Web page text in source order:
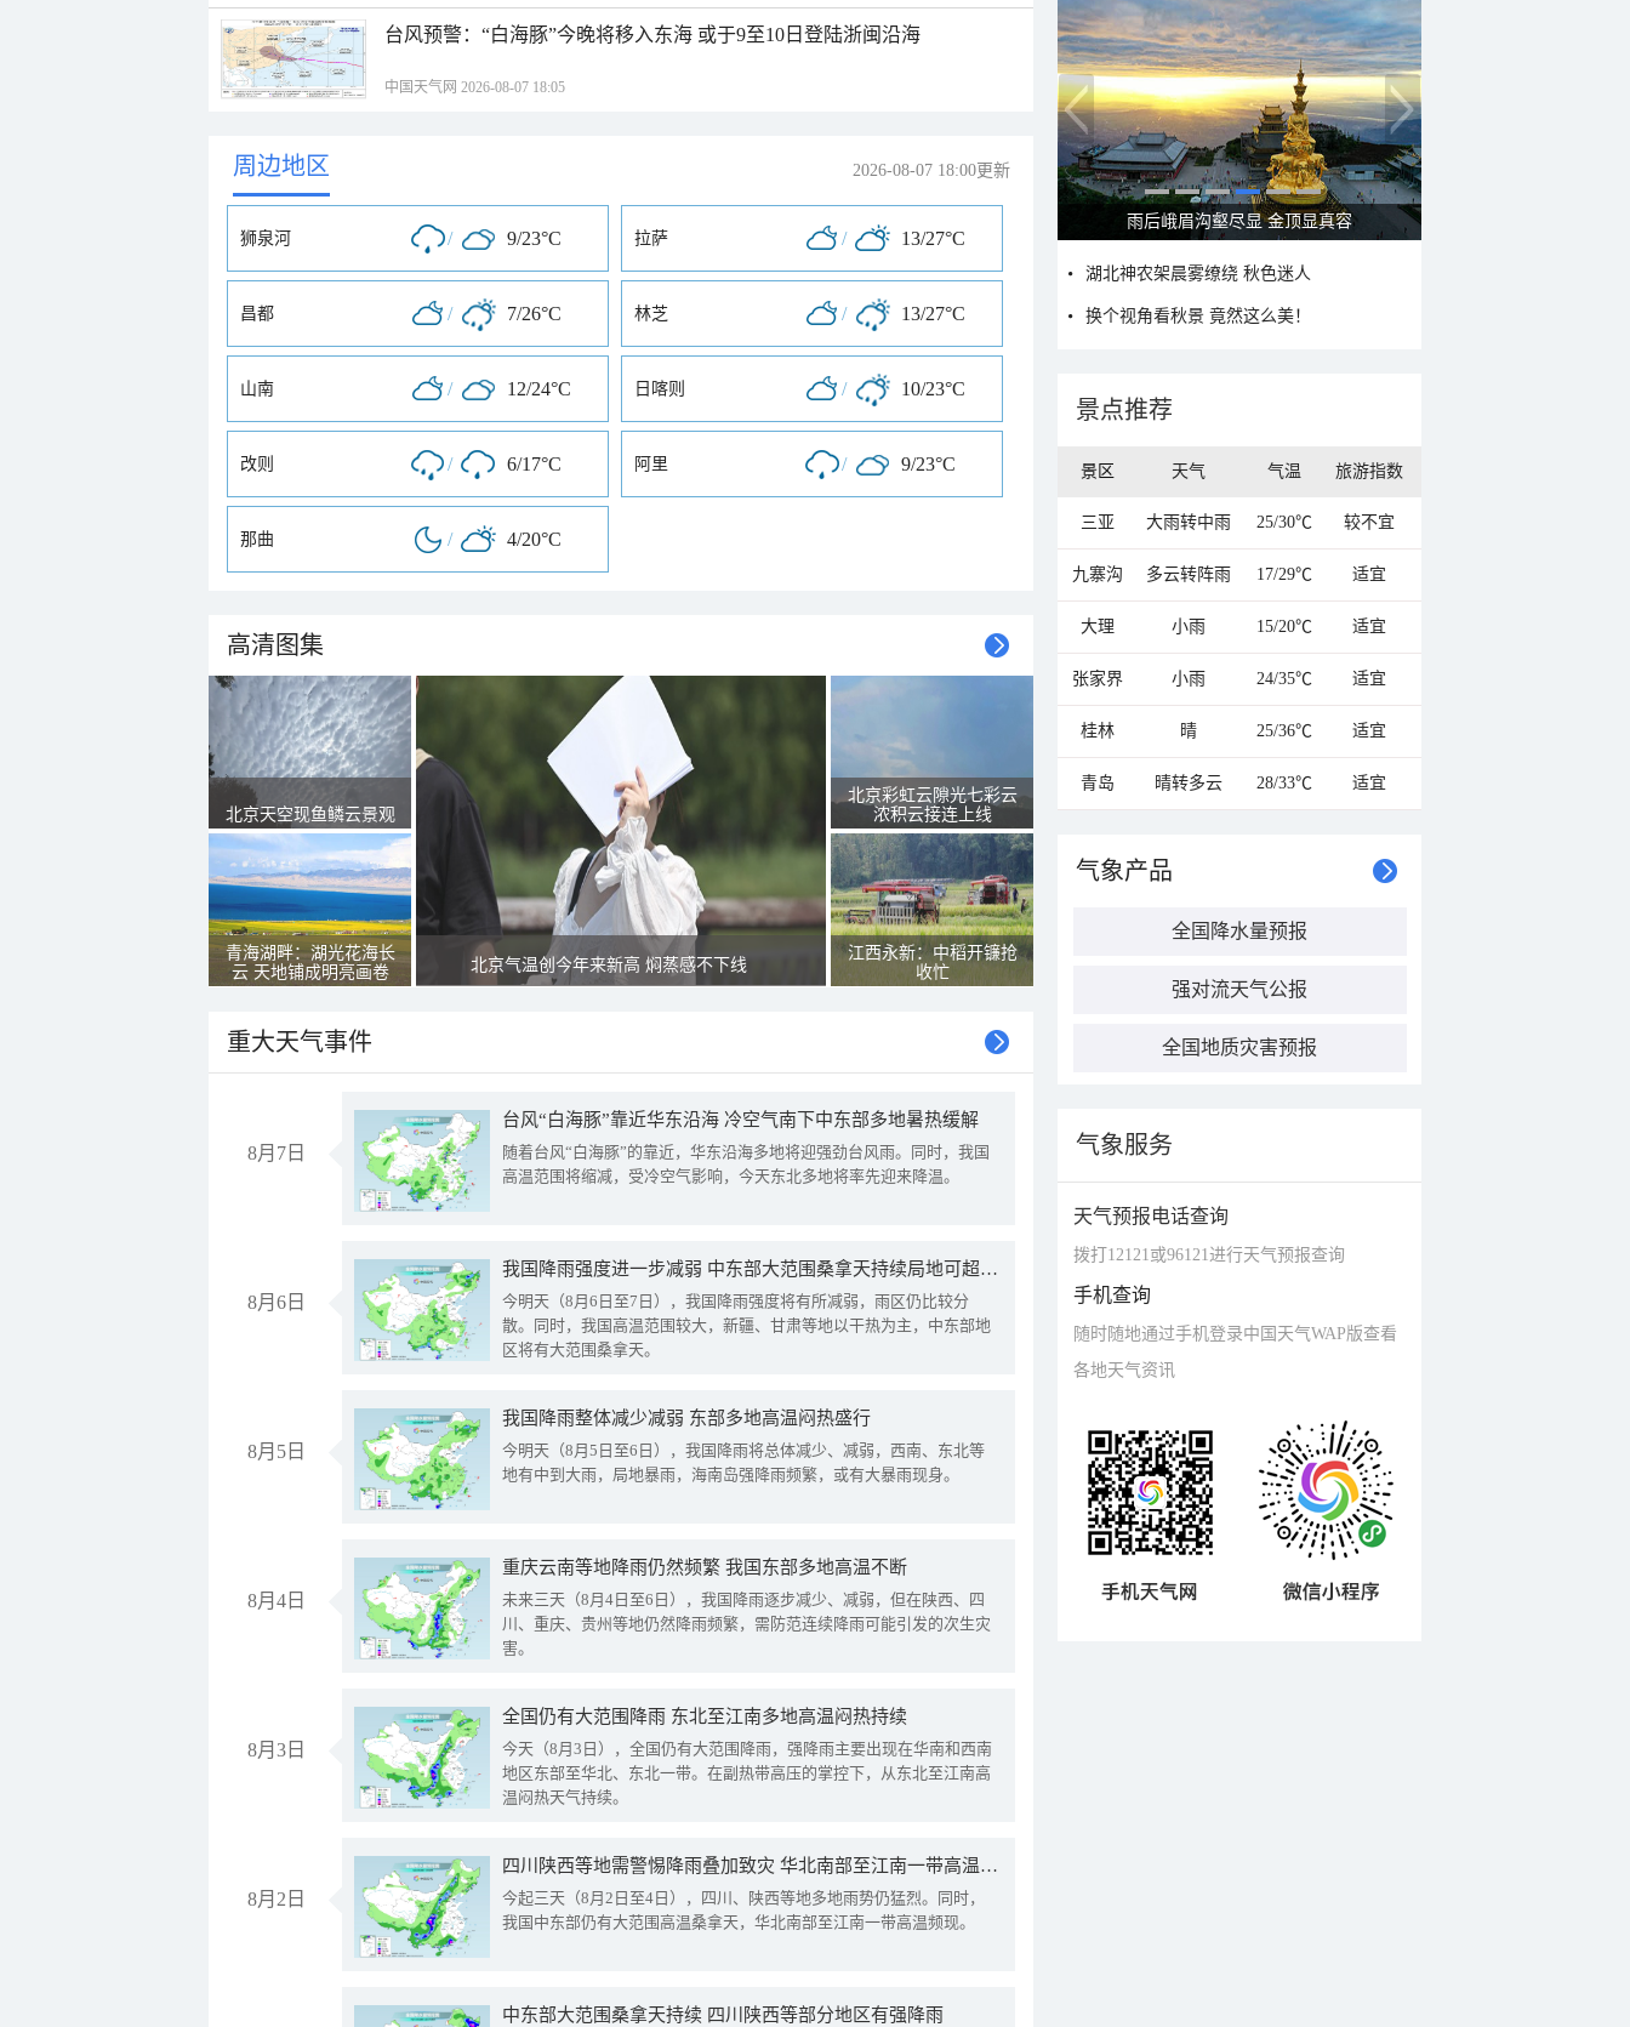
台风预警：“白海豚”今晚将移入东海 或于9至10日登陆浙闽沿海
中国天气网 2026-08-07 18:05
周边地区 2026-08-07 18:00更新
狮泉河 / 9/23°C 拉萨 / 13/27°C
昌都 / 7/26°C 林芝 / 13/27°C
山南 / 12/24°C 日喀则 / 10/23°C
改则 / 6/17°C 阿里 / 9/23°C
那曲 / 4/20°C
高清图集
北京天空现鱼鳞云景观
青海湖畔：湖光花海长
云 天地铺成明亮画卷
北京气温创今年来新高 焖蒸感不下线
北京彩虹云隙光七彩云
浓积云接连上线
江西永新：中稻开镰抢
收忙
重大天气事件
8月7日
台风“白海豚”靠近华东沿海 冷空气南下中东部多地暑热缓解
随着台风“白海豚”的靠近，华东沿海多地将迎强劲台风雨。同时，我国
高温范围将缩减，受冷空气影响，今天东北多地将率先迎来降温。
8月6日
我国降雨强度进一步减弱 中东部大范围桑拿天持续局地可超38℃
今明天（8月6日至7日），我国降雨强度将有所减弱，雨区仍比较分
散。同时，我国高温范围较大，新疆、甘肃等地以干热为主，中东部地
区将有大范围桑拿天。
8月5日
我国降雨整体减少减弱 东部多地高温闷热盛行
今明天（8月5日至6日），我国降雨将总体减少、减弱，西南、东北等
地有中到大雨，局地暴雨，海南岛强降雨频繁，或有大暴雨现身。
8月4日
重庆云南等地降雨仍然频繁 我国东部多地高温不断
未来三天（8月4日至6日），我国降雨逐步减少、减弱，但在陕西、四
川、重庆、贵州等地仍然降雨频繁，需防范连续降雨可能引发的次生灾
害。
8月3日
全国仍有大范围降雨 东北至江南多地高温闷热持续
今天（8月3日），全国仍有大范围降雨，强降雨主要出现在华南和西南
地区东部至华北、东北一带。在副热带高压的掌控下，从东北至江南高
温闷热天气持续。
8月2日
四川陕西等地需警惕降雨叠加致灾 华北南部至江南一带高温频现
今起三天（8月2日至4日），四川、陕西等地多地雨势仍猛烈。同时，
我国中东部仍有大范围高温桑拿天，华北南部至江南一带高温频现。
中东部大范围桑拿天持续 四川陕西等部分地区有强降雨
雨后峨眉沟壑尽显 金顶显真容
湖北神农架晨雾缭绕 秋色迷人
换个视角看秋景 竟然这么美！
景点推荐
景区 天气 气温 旅游指数
三亚 大雨转中雨 25/30℃ 较不宜
九寨沟 多云转阵雨 17/29℃ 适宜
大理 小雨 15/20℃ 适宜
张家界 小雨 24/35℃ 适宜
桂林 晴 25/36℃ 适宜
青岛 晴转多云 28/33℃ 适宜
气象产品
全国降水量预报
强对流天气公报
全国地质灾害预报
气象服务
天气预报电话查询
拨打12121或96121进行天气预报查询
手机查询
随时随地通过手机登录中国天气WAP版查看
各地天气资讯